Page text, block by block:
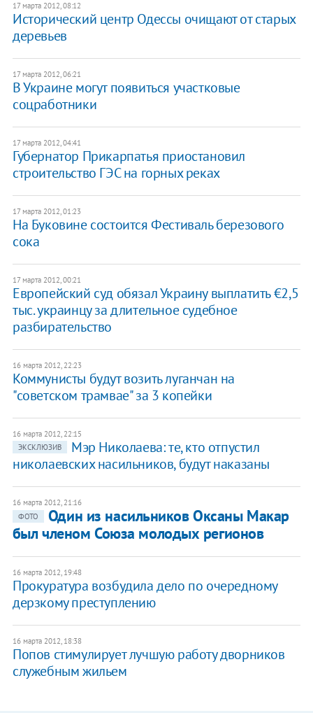
17 марта 2012, 08:12
Исторический центр Одессы очищают от старых
деревьев
17 марта 2012, 06:21
​В Украине могут появиться участковые
соцработники
17 марта 2012, 04:41
​Губернатор Прикарпатья приостановил
строительство ГЭС на горных реках
17 марта 2012, 01:23
​На Буковине состоится Фестиваль березового
сока
17 марта 2012, 00:21
Европейский суд обязал Украину выплатить €2,5
тыс. украинцу за длительное судебное
разбирательство
16 марта 2012, 22:23
​Коммунисты будут возить луганчан на
"советском трамвае" за 3 копейки
16 марта 2012, 22:15
ЭКСКЛЮЗИВ
Мэр Николаева: те, кто отпустил
николаевских насильников, будут наказаны
16 марта 2012, 21:16
ФОТО
Один из насильников Оксаны Макар
был членом Союза молодых регионов
16 марта 2012, 19:48
Прокуратура возбудила дело по очередному
дерзкому преступлению
16 марта 2012, 18:38
Попов стимулирует лучшую работу дворников
служебным жильем